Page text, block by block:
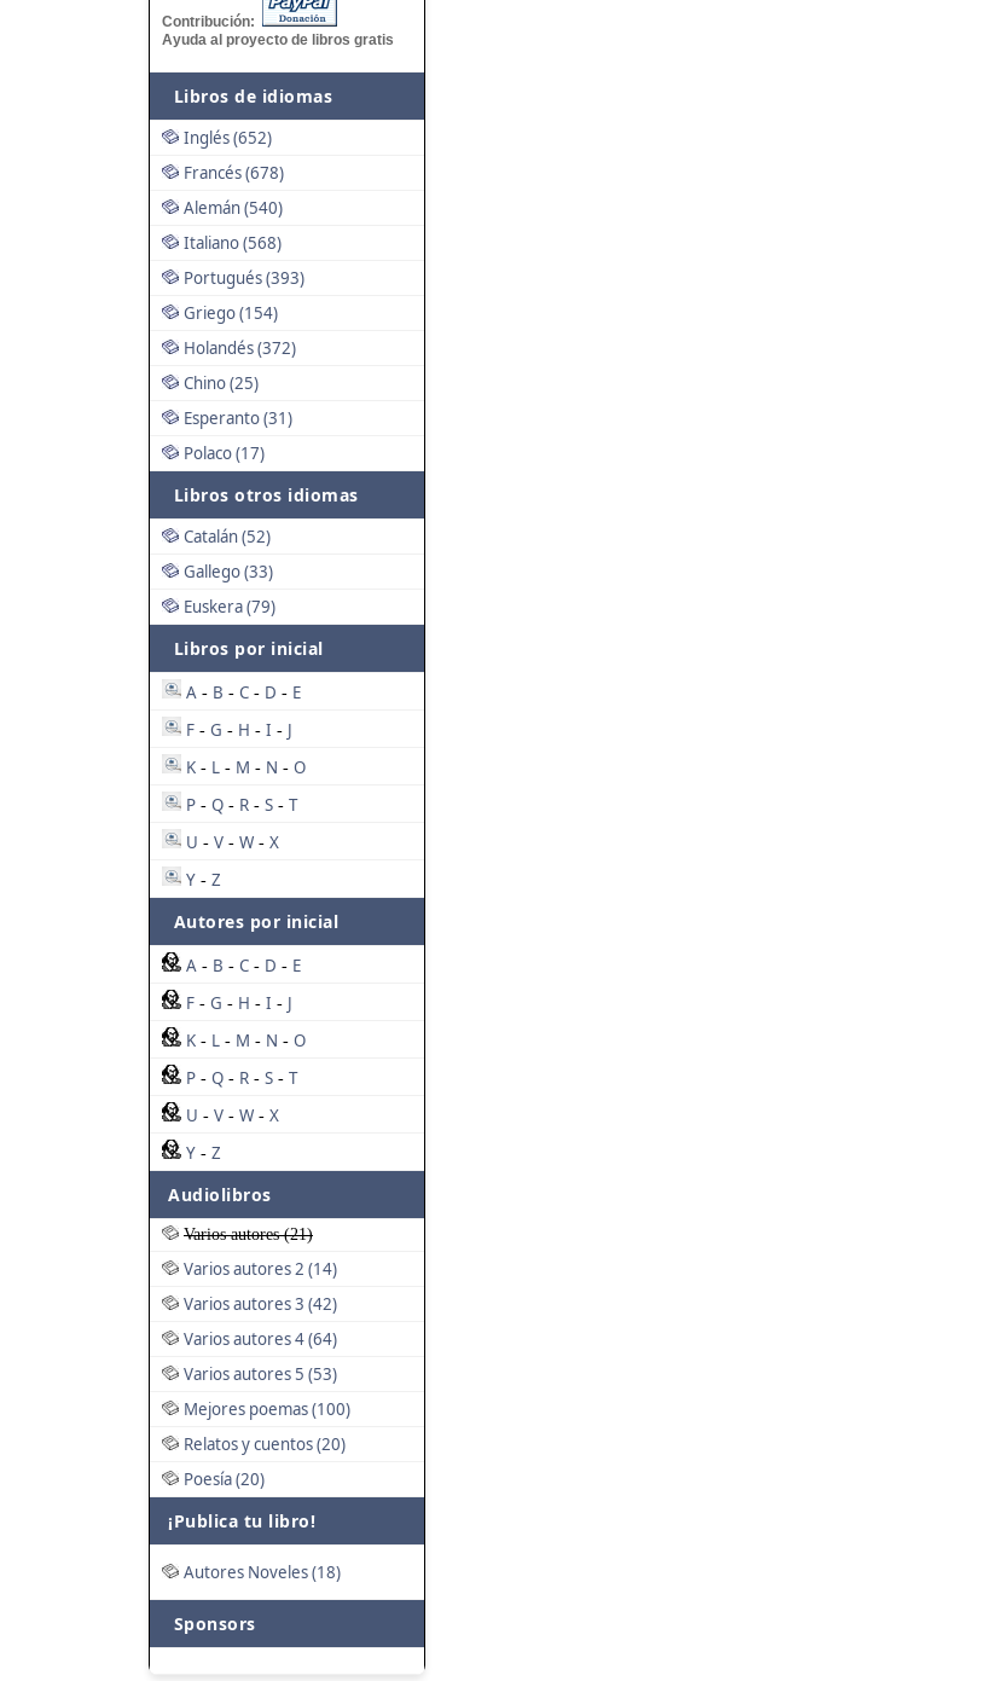
Contribución:
Ayuda al proyecto de libros gratis
Libros de idiomas
Inglés (652)
Francés (678)
Alemán (540)
Italiano (568)
Portugués (393)
Griego (154)
Holandés (372)
Chino (25)
Esperanto (31)
Polaco (17)
Libros otros idiomas
Catalán (52)
Gallego (33)
Euskera (79)
Libros por inicial
A - B - C - D - E
F - G - H - I - J
K - L - M - N - O
P - Q - R - S - T
U - V - W - X
Y - Z
Autores por inicial
A - B - C - D - E
F - G - H - I - J
K - L - M - N - O
P - Q - R - S - T
U - V - W - X
Y - Z
Audiolibros
Varios autores (21)
Varios autores 2 (14)
Varios autores 3 (42)
Varios autores 4 (64)
Varios autores 5 (53)
Mejores poemas (100)
Relatos y cuentos (20)
Poesía (20)
¡Publica tu libro!
Autores Noveles (18)
Sponsors